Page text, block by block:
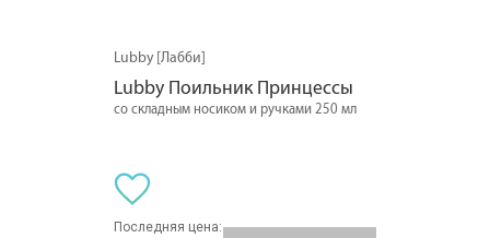
Lubby [Лабби]
Lubby Поильник Принцессы
со складным носиком и ручками 250 мл
Последняя цена: